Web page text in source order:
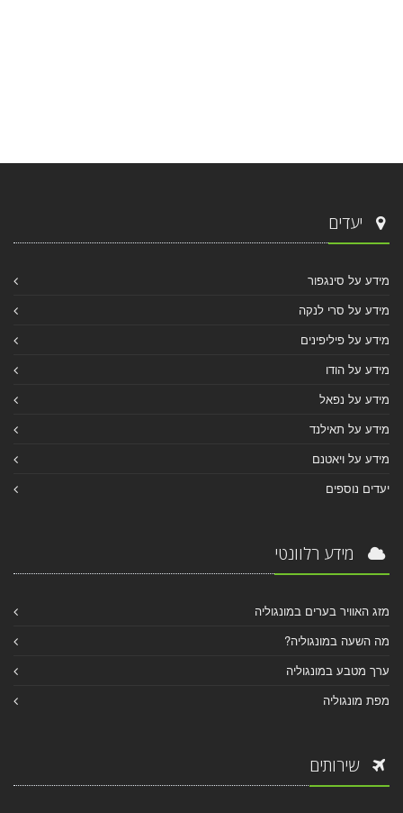
יעדים
מידע על סינגפור
מידע על סרי לנקה
מידע על פיליפינים
מידע על הודו
מידע על נפאל
מידע על תאילנד
מידע על ויאטנם
יעדים נוספים
מידע רלוונטי
מזג האוויר בערים במונגוליה
מה השעה במונגוליה?
ערך מטבע במונגוליה
מפת מונגוליה
שירותים